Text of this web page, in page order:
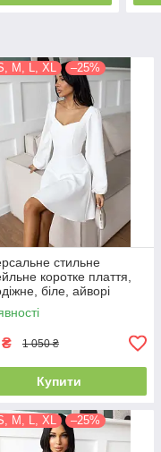
M, L, XL –25%
стильне
коротке плаття,
біле, айворі
₴ 1 050 ₴
Купити
M, L, XL –25%